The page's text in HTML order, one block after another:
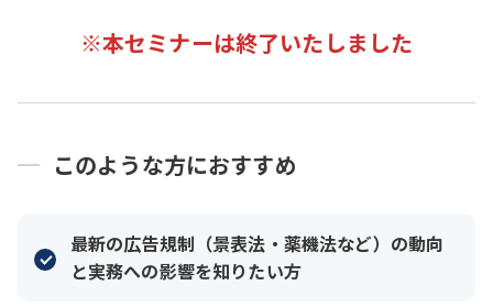
※本セミナーは終了いたしました
このような方におすすめ
最新の広告規制（景表法・薬機法など）の動向
と実務への影響を知りたい方